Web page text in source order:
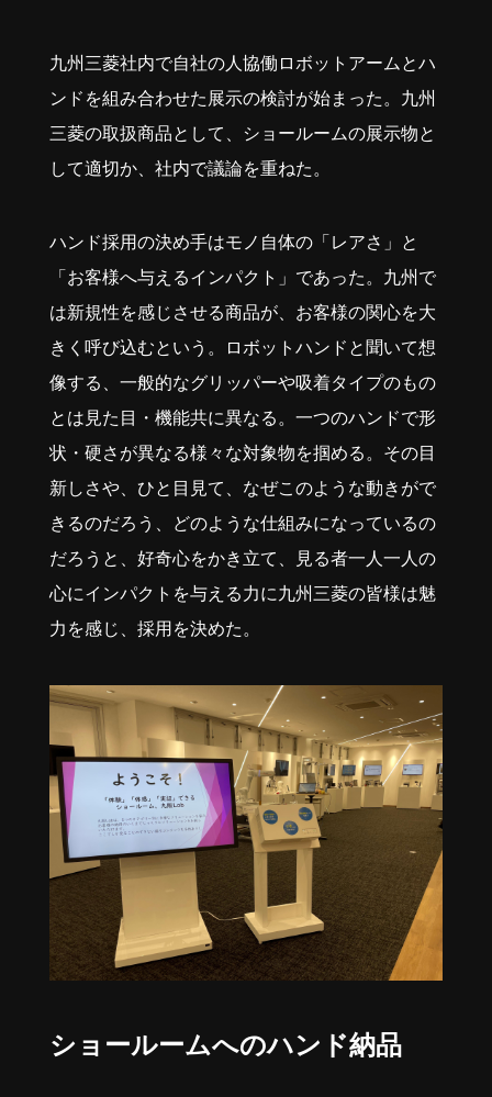
九州三菱社内で自社の人協働ロボットアームとハ
ンドを組み合わせた展示の検討が始まった。九州
三菱の取扱商品として、ショールームの展示物と
して適切か、社内で議論を重ねた。
ハンド採用の決め手はモノ自体の「レアさ」と
「お客様へ与えるインパクト」であった。九州で
は新規性を感じさせる商品が、お客様の関心を大
きく呼び込むという。ロボットハンドと聞いて想
像する、一般的なグリッパーや吸着タイプのもの
とは見た目・機能共に異なる。一つのハンドで形
状・硬さが異なる様々な対象物を掴める。その目
新しさや、ひと目見て、なぜこのような動きがで
きるのだろう、どのような仕組みになっているの
だろうと、好奇心をかき立て、見る者一人一人の
心にインパクトを与える力に九州三菱の皆様は魅
力を感じ、採用を決めた。
ショールームへのハンド納品